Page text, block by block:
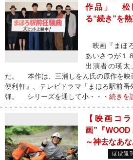
作品」 松
る“続き”を
映画『まほ
あいさつが１
出演者の瑛太
た。 本作は、三浦しをん氏の原作を映
便利軒』、テレビドラマ「まほろ駅前番
弾。 シリーズを通して小・・・ 続きを
【映画コ
画”『WOOD
～神去なあな
ほぼ週